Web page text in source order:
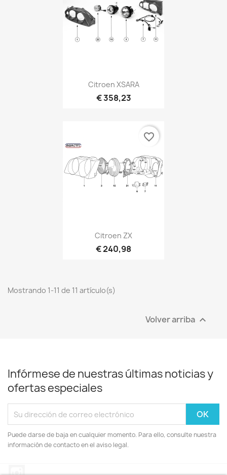
Citroen XSARA
€ 358,23
Citroen ZX
€ 240,98
favorite_border
Mostrando 1-11 de 11 artículo(s)
Volver arriba 
Infórmese de nuestras últimas noticias y
ofertas especiales
Puede darse de baja en cualquier momento. Para ello, consulte nuestra
información de contacto en el aviso legal.